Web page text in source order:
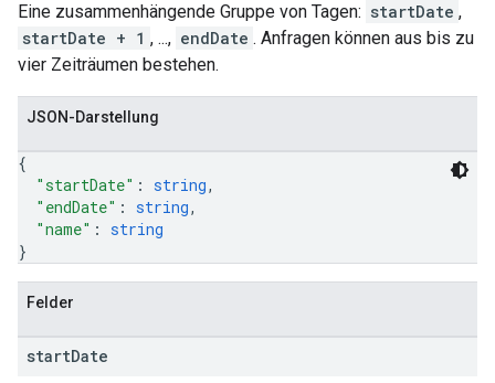
Eine zusammenhängende Gruppe von Tagen: startDate ,
startDate + 1 , ..., endDate . Anfragen können aus bis zu
vier Zeiträumen bestehen.
JSON-Darstellung
{
"startDate" : string,
"endDate" : string,
"name" : string
}
Felder
startDate